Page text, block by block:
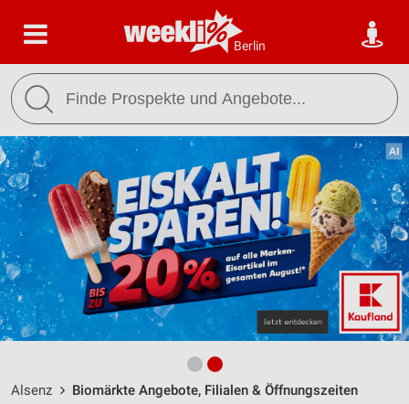
Berlin
Alsenz Biomärkte Angebote, Filialen & Öffnungszeiten